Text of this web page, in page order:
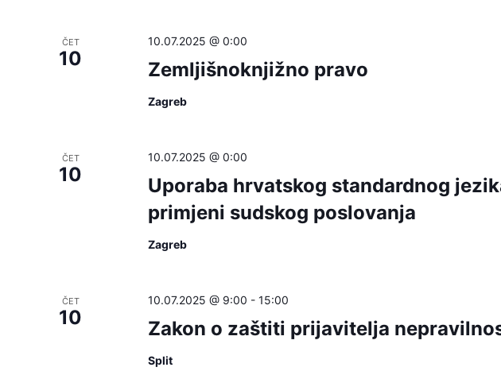
cause
refresh
ČET
10 Zemljišnoknjižno pravo
10.07.2025 @ 0:00
Zagreb
ČET
10
Uporaba hrvatskog standardnog
primjeni sudskog poslovanja
10.07.2025 @ 0:00
Zagreb
ČET
10 Zakon o zaštiti prijavitelja
10.07.2025 @ 9:00 - 15:00
Split